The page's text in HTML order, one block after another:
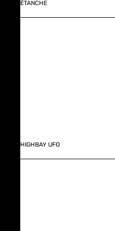
ÉTANCHE
HIGHBAY UFO